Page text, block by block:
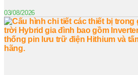
03/08/2026